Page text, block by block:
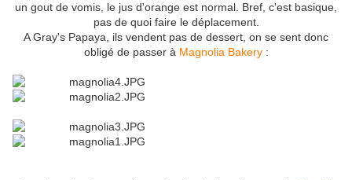
un gout de vomis, le jus d'orange est normal. Bref, c'est basique,
pas de quoi faire le déplacement.
A Gray's Papaya, ils vendent pas de dessert, on se sent donc
obligé de passer à Magnolia Bakery: